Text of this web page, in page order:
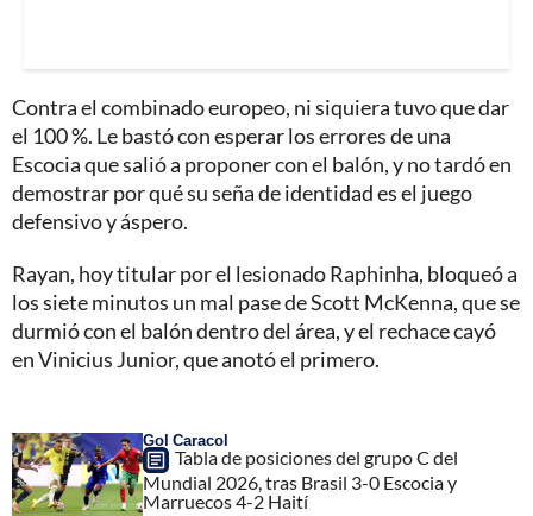
Contra el combinado europeo, ni siquiera tuvo que dar
el 100 %. Le bastó con esperar los errores de una
Escocia que salió a proponer con el balón, y no tardó en
demostrar por qué su seña de identidad es el juego
defensivo y áspero.
Rayan, hoy titular por el lesionado Raphinha, bloqueó a
los siete minutos un mal pase de Scott McKenna, que se
durmió con el balón dentro del área, y el rechace cayó
en Vinicius Junior, que anotó el primero.
Gol Caracol
Tabla de posiciones del grupo C del
Mundial 2026, tras Brasil 3-0 Escocia y
Marruecos 4-2 Haití